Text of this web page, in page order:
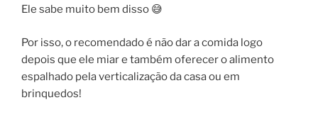
Ele sabe muito bem disso 😅
Por isso, o recomendado é não dar a comida logo
depois que ele miar e também oferecer o alimento
espalhado pela verticalização da casa ou em
brinquedos!